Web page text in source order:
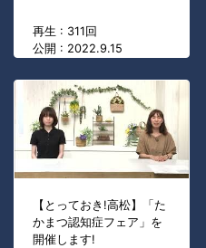
再生 : 311回
公開 : 2022.9.15
【とっておき!高松】「た
かまつ認知症フェア」を
開催します!